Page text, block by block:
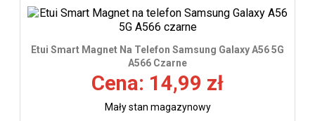
Etui Smart Magnet Na Telefon Samsung Galaxy A56 5G
A566 Czarne
Cena: 14,99 zł
Mały stan magazynowy